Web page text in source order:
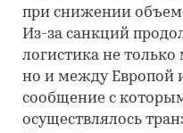
при снижении
Из-за санкций
логистика не
но и между Европой
сообщение с
осуществлялось